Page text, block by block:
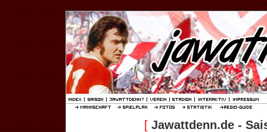
[ Jawattdenn.de -